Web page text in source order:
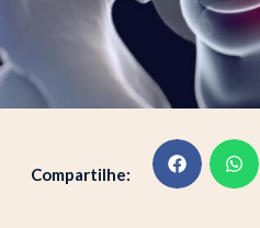
Compartilhe: